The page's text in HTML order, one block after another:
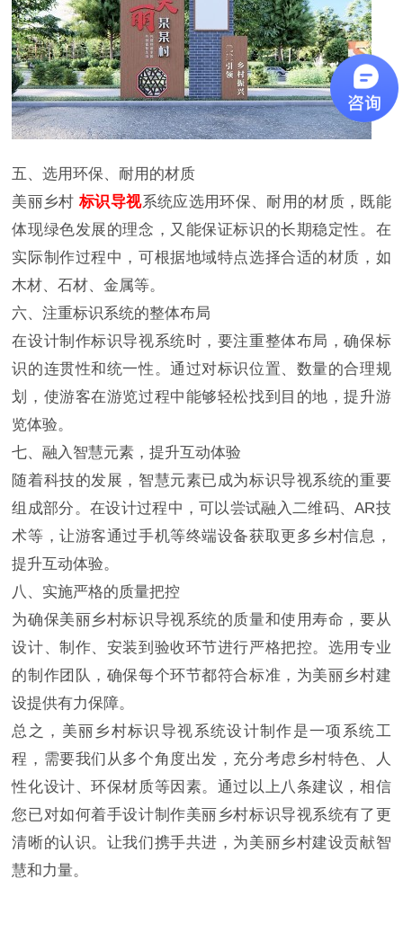
五、选用环保、耐用的材质
美丽乡村标识导视系统应选用环保、耐用的材质，既能
体现绿色发展的理念，又能保证标识的长期稳定性。在
实际制作过程中，可根据地域特点选择合适的材质，如
木材、石材、金属等。
六、注重标识系统的整体布局
在设计制作标识导视系统时，要注重整体布局，确保标
识的连贯性和统一性。通过对标识位置、数量的合理规
划，使游客在游览过程中能够轻松找到目的地，提升游
览体验。
七、融入智慧元素，提升互动体验
随着科技的发展，智慧元素已成为标识导视系统的重要
组成部分。在设计过程中，可以尝试融入二维码、AR技
术等，让游客通过手机等终端设备获取更多乡村信息，
提升互动体验。
八、实施严格的质量把控
为确保美丽乡村标识导视系统的质量和使用寿命，要从
设计、制作、安装到验收环节进行严格把控。选用专业
的制作团队，确保每个环节都符合标准，为美丽乡村建
设提供有力保障。
总之，美丽乡村标识导视系统设计制作是一项系统工
程，需要我们从多个角度出发，充分考虑乡村特色、人
性化设计、环保材质等因素。通过以上八条建议，相信
您已对如何着手设计制作美丽乡村标识导视系统有了更
清晰的认识。让我们携手共进，为美丽乡村建设贡献智
慧和力量。